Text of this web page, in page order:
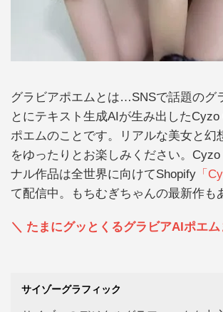
グラビアポエムとは…SNSで話題のグ
とにテキスト生成AIが生み出した
ポエムのことです。リアルな美女と幻
をゆったりとお楽しみください。
ナル作品は全世界に向けてShopify 「
て配信中。もちむぎちゃんの最新作も
＼ たまにグッとくるグラビアAIポエム
サイゾーグラフィック